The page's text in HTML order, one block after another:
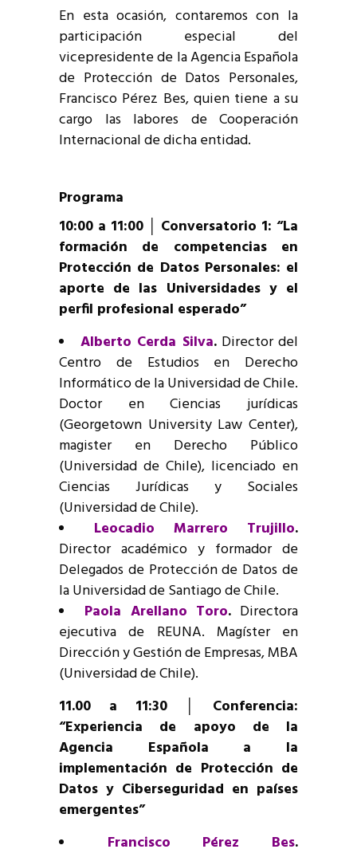
En esta ocasión, contaremos con la
participación especial del
vicepresidente de la Agencia Española
de Protección de Datos Personales,
Francisco Pérez Bes, quien tiene a su
cargo las labores de Cooperación
Internacional de dicha entidad.
Programa
10:00 a 11:00 │ Conversatorio 1: “La
formación de competencias en
Protección de Datos Personales: el
aporte de las Universidades y el
perfil profesional esperado”
Alberto Cerda Silva.Director del
Centro de Estudios en Derecho
Informático de la Universidad de Chile.
Doctor en Ciencias jurídicas
(Georgetown University Law Center),
magister en Derecho Público
(Universidad de Chile), licenciado en
Ciencias Jurídicas y Sociales
(Universidad de Chile).
Leocadio Marrero Trujillo.
Director académico y formador de
Delegados de Protección de Datos de
la Universidad de Santiago de Chile.
Paola Arellano Toro. Directora
ejecutiva de REUNA. Magíster en
Dirección y Gestión de Empresas, MBA
(Universidad de Chile).
11.00 a 11:30 │ Conferencia:
“Experiencia de apoyo de la
Agencia Española a la
implementación de Protección de
Datos y Ciberseguridad en países
emergentes”
Francisco Pérez Bes.